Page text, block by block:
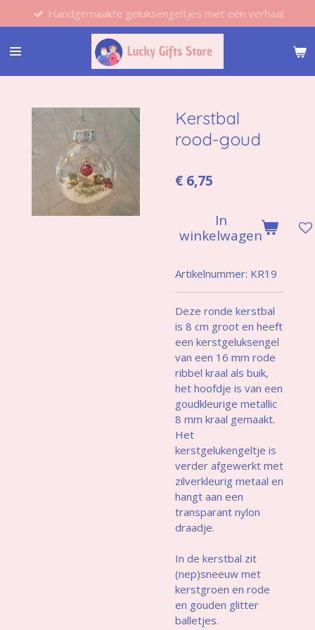
direct
naar
hoofdinhoud
Handgemaakte geluksengeltjes met een verhaal
Kerstbal
rood-goud
€ 6,75
In
winkelwagen
Artikelnummer: KR19
Deze ronde kerstbal
is 8 cm groot en heeft
een kerstgeluksengel
van een 16 mm rode
ribbel kraal als buik,
het hoofdje is van een
goudkleurige metallic
8 mm kraal gemaakt.
Het
kerstgelukengeltje is
verder afgewerkt met
zilverkleurig metaal en
hangt aan een
transparant nylon
draadje.
In de kerstbal zit
(nep)sneeuw met
kerstgroen en rode
en gouden glitter
balletjes.